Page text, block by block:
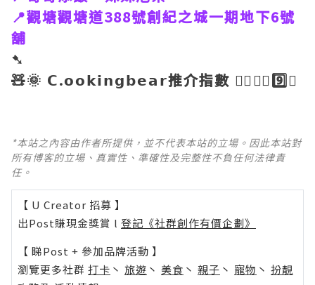
📍觀塘觀塘道388號創紀之城一期地下6號
舖
➷
🧸🌞 𝗖.𝗼𝗼𝗸𝗶𝗻𝗴𝗯𝗲𝗮𝗿推介指數 👉🏼👉🏼9️⃣🌟
*本站之內容由作者所提供，並不代表本站的立場。因此本站對
所有博客的立場、真實性、準確性及完整性不負任何法律責
任。
【 U Creator 招募 】
出Post賺現金獎賞 l 登記《社群創作有價企劃》
【 睇Post + 參加品牌活動 】
瀏覽更多社群 打卡 丶 旅遊 丶 美食 丶 親子 丶 寵物 丶 扮靚